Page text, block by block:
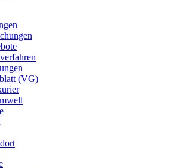
(VG)